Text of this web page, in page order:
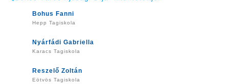
Bohus Fanni
Hepp Tagiskola
Nyárfádi Gabriella
Karacs Tagiskola
Reszelő Zoltán
Eötvös Tagiskola